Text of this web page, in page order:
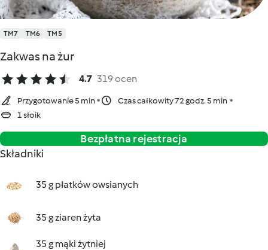
TM7 TM6 TM5
Zakwas na żur
4.7 319 ocen
Przygotowanie 5 min
Czas całkowity 72 godz. 5 min
1 słoik
Bezpłatna rejestracja
Składniki
35 g płatków owsianych
35 g ziaren żyta
35 g mąki żytniej